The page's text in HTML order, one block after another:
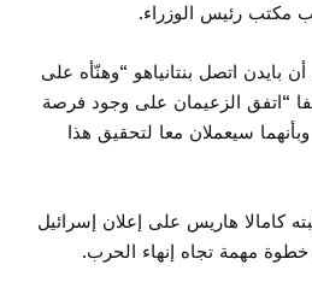
مكتب رئيس الوزراء.
أن بايدن اتصل بنتانياهو “وهنّأه على
“اتفق الزعيمان على وجود فرصة
سيعملان معا لتحقيق هذا
كامالا هاريس على إعلان إسرائيل
خطوة مهمة تجاه إنهاء الحرب.